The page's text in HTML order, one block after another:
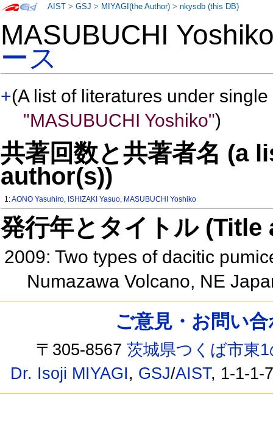
MASUBUCHI
ース
+(A list of literatures under
"MASUBUCHI Yoshiko")
共著回数と共著者名 (a
author(s))
1:AONO Yasuhiro, ISHIZAKI Yasuo, MASUBUCHI Yoshiko
発行年とタイトル
2009: Two types of dacitic
Numazawa Volcano, NE
AIST >GSJ > MIYAGI(the Author) >nkysdb (this DB)
ご意見・お問い
〒305-8567茨城県つくば市東
Dr. Isoji MIYAGI, GSJ/AIST, 1-1-1-